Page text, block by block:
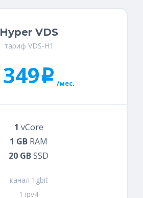
Hyper VDS
тариф VDS-H1
349i /мес.
1 vCore
1 GB RAM
20 GBSSD
канал 1gbit
1 ipv4